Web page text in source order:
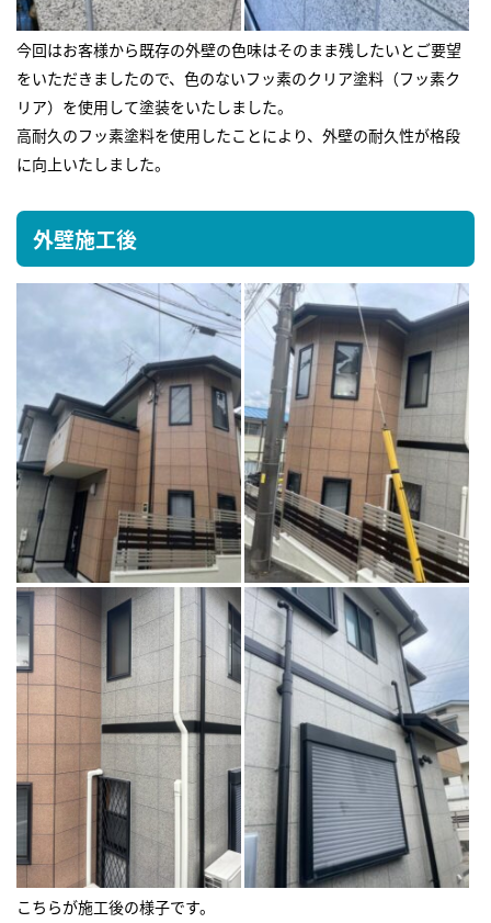
今回はお客様から既存の外壁の色味はそのまま残したいとご要望
をいただきましたので、色のないフッ素のクリア塗料（フッ素ク
リア）を使用して塗装をいたしました。
高耐久のフッ素塗料を使用したことにより、外壁の耐久性が格段
に向上いたしました。
外壁施工後
こちらが施工後の様子です。